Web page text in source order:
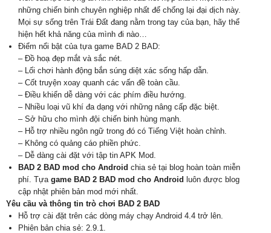
những chiến binh chuyên nghiệp nhất để chống lại đại dịch này.
Mọi sự sống trên Trái Đất đang nằm trong tay của bạn, hãy thể
hiện hết khả năng của mình đi nào…
Điểm nổi bật của tựa game BAD 2 BAD:
– Đồ hoạ đẹp mắt và sắc nét.
– Lối chơi hành động bắn súng diệt xác sống hấp dẫn.
– Cốt truyện xoay quanh các vấn đề toàn cầu.
– Điều khiển dễ dàng với các phím điều hướng.
– Nhiều loại vũ khí đa dạng với những nâng cấp đặc biệt.
– Sở hữu cho mình đội chiến binh hùng mạnh.
– Hỗ trợ nhiều ngôn ngữ trong đó có Tiếng Việt hoàn chỉnh.
– Không có quảng cáo phiền phức.
– Dễ dàng cài đặt với tập tin APK Mod.
BAD 2 BAD mod cho Android chia sẻ tại blog hoàn toàn miễn
phí. Tựa game BAD 2 BAD mod cho Android luôn được blog
cập nhật phiên bản mod mới nhất.
Yêu cầu và thông tin trò chơi BAD 2 BAD
Hỗ trợ cài đặt trên các dòng máy chạy Android 4.4 trở lên.
Phiên bản chia sẻ: 2.9.1.